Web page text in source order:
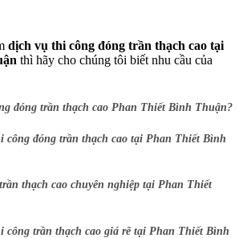
dịch vụ thi công đóng trần thạch cao tại
thì hãy cho chúng tôi biết nhu cầu của
đóng trần thạch cao Phan Thiết Bình Thuận?
công đóng trần thạch cao tại Phan Thiết Bình
thạch cao chuyên nghiệp tại Phan Thiết
công trần thạch cao giá rẽ tại Phan Thiết Bình